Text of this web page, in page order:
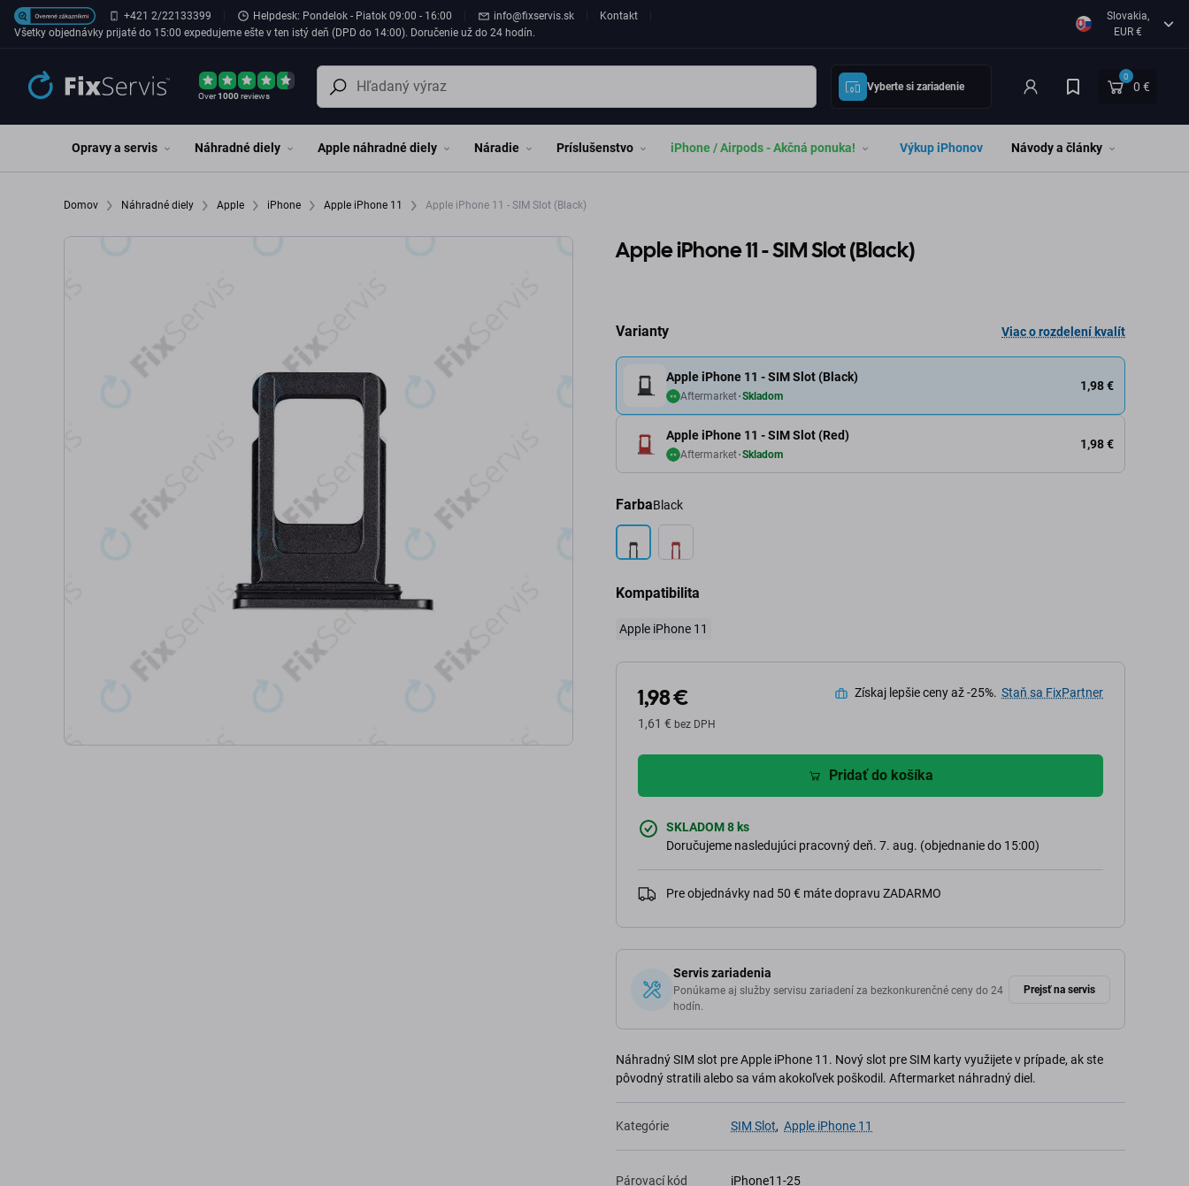
Preskočiť na hlavný obsah+421 2/22133399 Helpdesk: Pondelok - Piatok 09:00 - 16:00 info@fixservis.sk
Kontakt
Všetky objednávky prijaté do 15:00 expedujeme ešte v ten istý deň (DPD do 14:00). Doručenie už do 24 hodín.
Slovakia,
EUR €
Over1000reviews
Vyberte si zariadenie
0
0 €
Opravy a servis Náhradné diely Apple náhradné diely Náradie Príslušenstvo iPhone / Airpods - Akčná ponuka! Výkup iPhonov Návody a články
Domov Náhradné diely Apple iPhone Apple iPhone 11 Apple iPhone 11 - SIM Slot (Black)
Apple iPhone 11 - SIM Slot (Black)
Varianty Viac o rozdelení kvalít
Apple iPhone 11 - SIM Slot (Red)
Aftermarket Skladom
1,98 €
Apple iPhone 11 - SIM Slot (Black)
Aftermarket Skladom
1,98 €
FarbaBlack
Kompatibilita
Apple iPhone 11
1,98 €
1,61 € bez DPH
Získaj lepšie ceny až -25%. Staň sa FixPartner
Pridať do košíka
SKLADOM 8 ks
Doručujeme nasledujúci pracovný deň. 7. aug. (objednanie do 15:00)
Pre objednávky nad 50 € máte dopravu ZADARMO
Servis zariadenia
Ponúkame aj služby servisu zariadení za bezkonkurenčné ceny do 24
hodín.
Prejsť na servis
Náhradný SIM slot pre Apple iPhone 11. Nový slot pre SIM karty využijete v prípade, ak ste
pôvodný stratili alebo sa vám akokoľvek poškodil. Aftermarket náhradný diel.
Kategórie SIM Slot, Apple iPhone 11
Párovací kód iPhone11-25